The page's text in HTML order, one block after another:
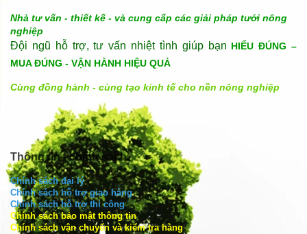
Nhà tư vấn - thiết kế - và cung cấp các giải pháp tưới nông
nghiệp
Đội ngũ hỗ trợ, tư vấn nhiệt tình giúp bạn HIỂU ĐÚNG –
MUA ĐÚNG - VẬN HÀNH HIỆU QUẢ
Cùng đồng hành - cùng tạo kinh tế cho nền nông nghiệp
Thông tin - chính sách
Chính sách đại lý
Chính sách hỗ trợ giao hàng
Chính sách hỗ trợ thi công
Chính sách bảo mật thông tin
Chính sách vận chuyển và kiểm tra hàng